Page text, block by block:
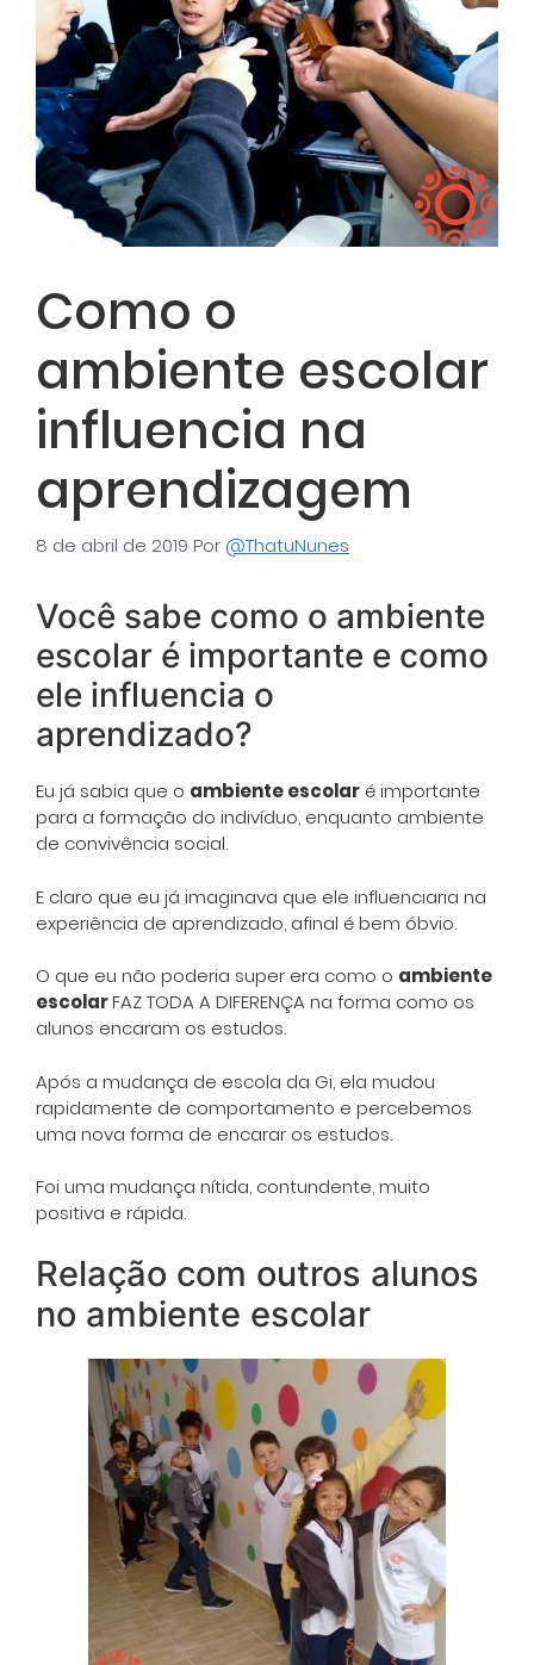
Como o
ambiente escolar
influencia na
aprendizagem
8 de abril de 2019 Por @ThatuNunes
Você sabe como o ambiente
escolar é importante e como
ele influencia o
aprendizado?
Eu já sabia que o ambiente escolar é importante
para a formação do indivíduo, enquanto ambiente
de convivência social.
E claro que eu já imaginava que ele influenciaria na
experiência de aprendizado, afinal é bem óbvio.
O que eu não poderia super era como o ambiente
escolarFAZ TODA A DIFERENÇA na forma como os
alunos encaram os estudos.
Após a mudança de escola da Gi, ela mudou
rapidamente de comportamento e percebemos
uma nova forma de encarar os estudos.
Foi uma mudança nítida, contundente, muito
positiva e rápida.
Relação com outros alunos
no ambiente escolar